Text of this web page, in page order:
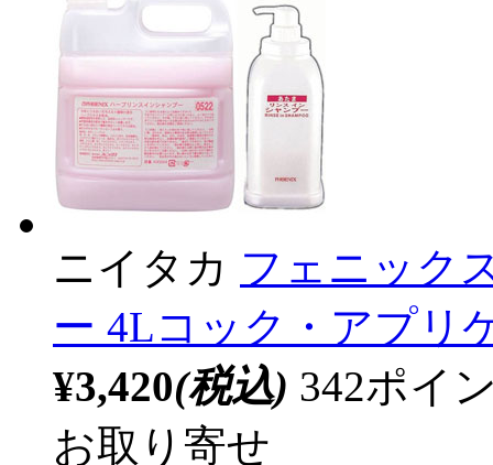
ニイタカ フェニック
ー 4Lコック・アプリ
¥3,420(税込) 342ポイ
お取り寄せ